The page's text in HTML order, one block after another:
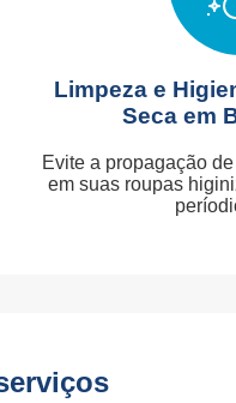
Limpeza e
Seca em
Evite a propagação
em suas roupas